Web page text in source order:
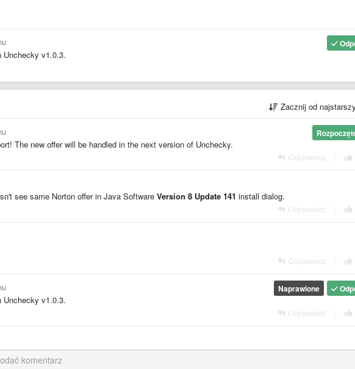
Unchecky v1.0.3.
Zacznij od
The new offer will be handled in the next version of Unchecky.
Odpowiedz
see same Norton offer in Java Software Version 8 Update 141 install dialog.
Odpowiedz
Odpowiedz
Naprawione
Unchecky v1.0.3.
Odpowiedz